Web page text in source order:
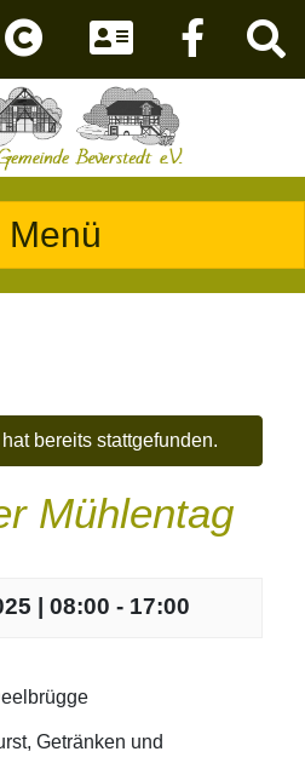
Menü
bereits stattgefunden.
Mühlentag
| 08:00 - 17:00
Getränken und